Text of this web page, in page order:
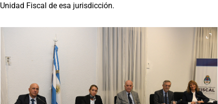
Unidad Fiscal de esa jurisdicción.